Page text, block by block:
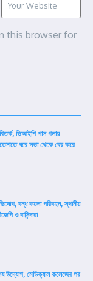
this browser for
ভিআইপি পাস গলায়
ধরে সভা থেকে বের করে
বন্ধ কয়লা পরিবহন, স্থানীয়
ও বাসিন্দারা
উদ্যোগ, মেডিক্যাল কলেজের পর